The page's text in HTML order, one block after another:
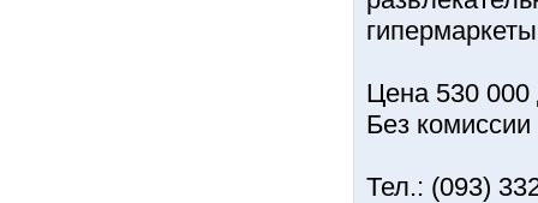
Цена 530
Без
Тел.: (093)